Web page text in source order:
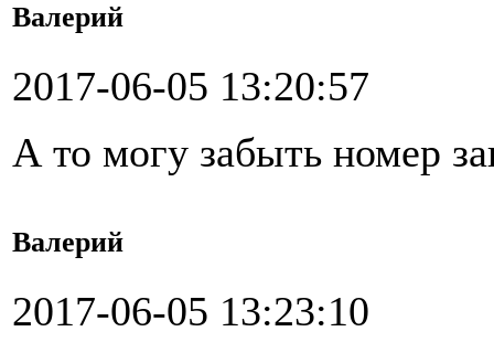
Валерий
2017-06-05 13:20:57
А то могу забыть номер
Валерий
2017-06-05 13:23:10